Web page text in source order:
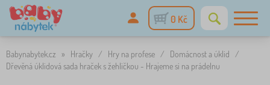
0 Kč
Babynabytek.cz » Hračky / Hry na profese / Domácnost a úklid
/
Dřevěná úklidová sada hraček s žehličkou - Hrajeme si na prádelnu